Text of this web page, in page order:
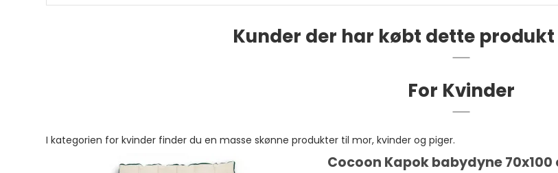
Kunder der har købt dette
For Kvinder
I kategorien for kvinder finder du en masse skønne produkter til mor, kvinder og piger.
Cocoon Kapok babydyne 70x100